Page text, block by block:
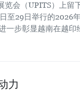
览会（UPITS）上留
至29日举行的2026
一步彰显越南在越
力